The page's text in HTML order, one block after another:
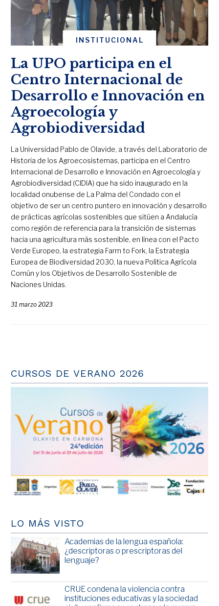
INSTITUCIONAL
La UPO participa en el
Centro Internacional de
Desarrollo e Innovación en
Agroecología y
Agrobiodiversidad
La Universidad Pablo de Olavide, a través del Laboratorio de
Historia de los Agroecosistemas, participa en el Centro
Internacional de Desarrollo e Innovación en Agroecología y
Agrobiodiversidad (CIDIA) que ha sido inaugurado en la
localidad onubense de La Palma del Condado con el
objetivo de ser un centro puntero en innovación y desarrollo
de prácticas agrícolas sostenibles que sitúen a Andalucía
como región de referencia para la transición de sistemas
hacia una agricultura más sostenible, en línea con el Pacto
Verde Europeo, la estrategia Farm to Fork, la Estrategia
Europea de Biodiversidad 2030, la nueva Política Agrícola
Común y los Objetivos de Desarrollo Sostenible de
Naciones Unidas.
31 marzo 2023
CURSOS DE VERANO 2026
LO MÁS VISTO
Academias de la lengua española:
¿descriptoras o prescriptoras del
lenguaje?
CRUE condena la violencia contra
instituciones educativas y la sociedad